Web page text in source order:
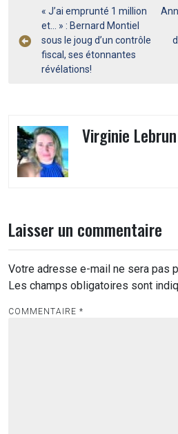
Navigation
de
l’article
« J’ai emprunté 1 million
et… » : Bernard Montiel
sous le joug d’un contrôle
fiscal, ses étonnantes
révélations!
Virginie Lebrun
Laisser un commentaire
Votre adresse e-mail ne sera pas
Les champs obligatoires sont
COMMENTAIRE *